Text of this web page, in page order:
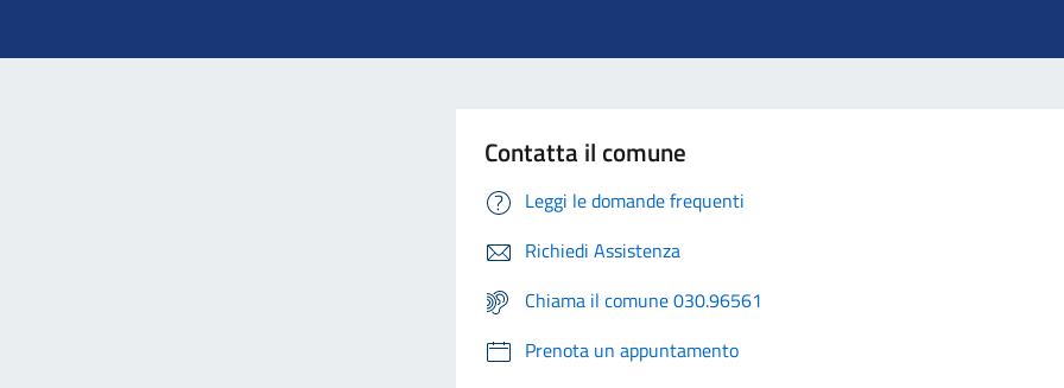
Contatta il comune
Leggi le domande frequenti
Richiedi Assistenza
Chiama il comune 030.96561
Prenota un appuntamento